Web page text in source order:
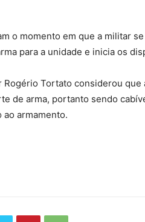
o momento em que a militar
para a unidade e inicia os
Rogério Tortato considerou
de arma, portanto sendo
armamento.